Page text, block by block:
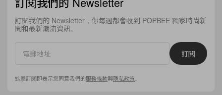
訂閱我們的 Newsletter，你每週都會收到 POPBEE 獨家時尚新
聞和最新潮流資訊。
訂閱
點擊訂閱即表示您同意我們的服務條款與隱私政策